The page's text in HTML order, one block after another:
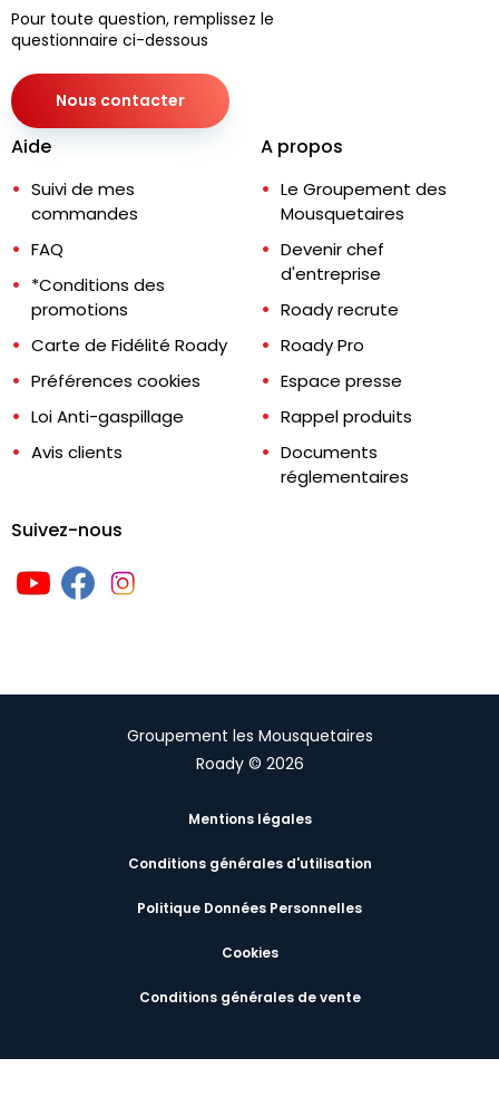
Pour toute question, remplissez le
questionnaire ci-dessous
Nous contacter
Aide
Suivi de mes
commandes
FAQ
*Conditions des
promotions
Carte de Fidélité Roady
Préférences cookies
Loi Anti-gaspillage
Avis clients
A propos
Le Groupement des
Mousquetaires
Devenir chef
d'entreprise
Roady recrute
Roady Pro
Espace presse
Rappel produits
Documents
réglementaires
Suivez-nous
Groupement les Mousquetaires
Roady © 2026
Mentions légales
Conditions générales d'utilisation
Politique Données Personnelles
Cookies
Conditions générales de vente